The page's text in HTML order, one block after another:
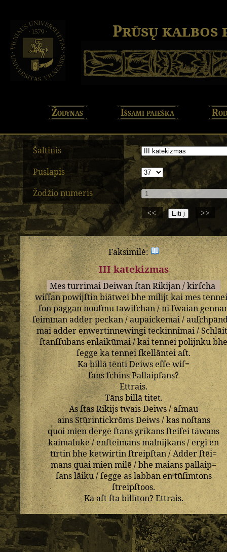
Prūsų kalbos
Žodynas Išsami paieška
Šaltinis
Puslapis
Žodžio numeris
<<
>>
Faksimilė:
III katekizmas
MesturrimaiDeiwanſtanRikijan/kirſcha
wiſſanpowijſtinbiātweibhemilijtkai mes
ſonpaggannoūſmutawiſchan/niſwaian
ſeimīnanadderpeckan/aupaickēmai/
maiadderenwertinnewingiteckinnimai/
ſtanſſubansenlaikūmai/kaitenneipolijnku
ſeggekatenneiſkellāntei aſt.
KabillātēntiDeiwseſſe wiſ=
ſansſchinsPallaipſans?
Ettrais.
Tānsbillātitet.
AsſtasRikijstwais Deiws/aſmau
ainsStūrintickrōmsDeiws/kasnoſtans
quoimiendergēſtansgrīkansſteiſei tāwans
kāimaluke/ēnſtēimansmalnijkans/ergi en
tīrtinbhe ketwirtinſtreipſtan/Adderſtēi=
mansquaimienmilē/bhemaians pallaip=
ſanslāiku/ſeggeaslabbanentūſimtons
ſtreipſtoos.
Kaaſtſtabillīton?Ettrais.